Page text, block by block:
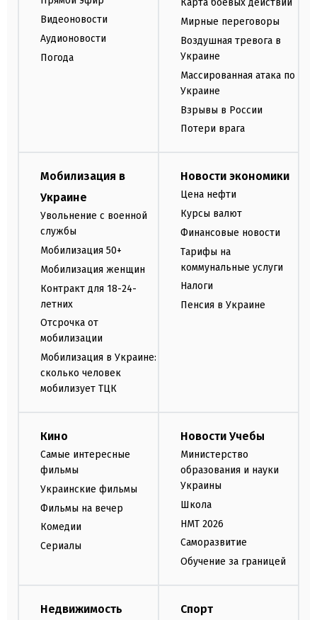
Видеоновости
Аудионовости
Погода
Карта боевых действий
Мирные переговоры
Воздушная тревога в
Украине
Массированная атака по
Украине
Взрывы в России
Потери врага
Мобилизация в
Украине
Увольнение с военной
службы
Мобилизация 50+
Мобилизация женщин
Контракт для 18-24-
летних
Отсрочка от
мобилизации
Мобилизация в Украине:
сколько человек
мобилизует ТЦК
Новости экономики
Цена нефти
Курсы валют
Финансовые новости
Тарифы на
коммунальные услуги
Налоги
Пенсия в Украине
Кино
Самые интересные
фильмы
Украинские фильмы
Фильмы на вечер
Комедии
Сериалы
Новости Учебы
Министерство
образования и науки
Украины
Школа
НМТ 2026
Саморазвитие
Обучение за границей
Недвижимость Спорт